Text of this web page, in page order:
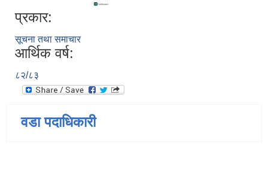
प्रकार:
सूचना तथा समाचार
आर्थिक वर्ष:
८२/८३
वडा पदाधिकारी